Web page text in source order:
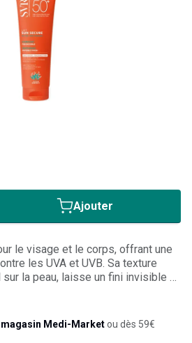
Ajouter
le visage et le corps, offrant une
les UVA et UVB. Sa texture
la peau, laisse un fini invisible et
Résiste à l’eau, à la
Convient à toute la famille,
Medi-Marketou dès 59€